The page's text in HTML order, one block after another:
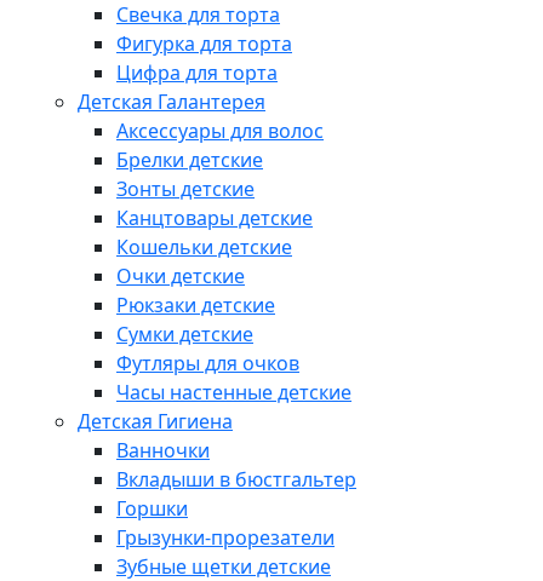
Свечка для торта
Фигурка для торта
Цифра для торта
Детская Галантерея
Аксессуары для волос
Брелки детские
Зонты детские
Канцтовары детские
Кошельки детские
Очки детские
Рюкзаки детские
Сумки детские
Футляры для очков
Часы настенные детские
Детская Гигиена
Ванночки
Вкладыши в бюстгальтер
Горшки
Грызунки-прорезатели
Зубные щетки детские